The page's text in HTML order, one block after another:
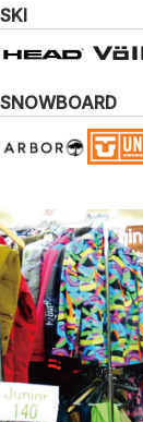
SKI
SNOWBOARD